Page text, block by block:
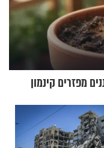
מפזרים קינמון